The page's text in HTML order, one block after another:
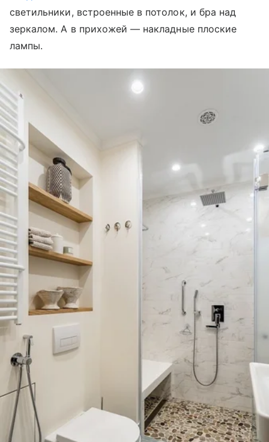
светильники, встроенные в потолок, и бра над
зеркалом. А в прихожей — накладные плоские
лампы.